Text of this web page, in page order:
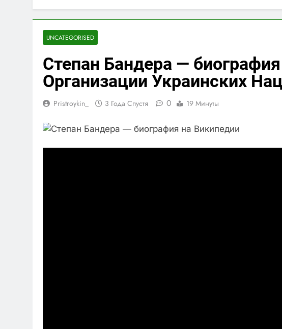
UNCATEGORISED
Степан Бандера —
Организации Украинских
Pristroykin_ 3 Года Спустя 0 19 Минуты